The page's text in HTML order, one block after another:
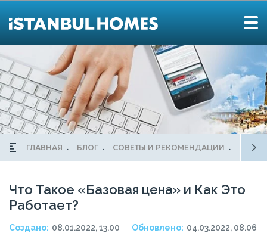
ГЛАВНАЯ БЛОГ СОВЕТЫ И РЕКОМЕНДАЦИИ ЧТО
Что Такое «Базовая цена» и Как Это
Работает?
Создано: 08.01.2022, 13.00 Обновлено: 04.03.2022, 08.06